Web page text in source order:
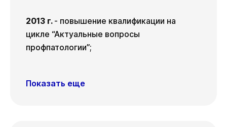
2013 г. - повышение квалификации на
цикле “Актуальные вопросы
профпатологии”;
Показать еще